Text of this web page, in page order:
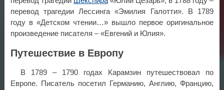
перевод трагедии Лессинга «Эмилия Галотти». В 1789
году в «Детском чтении…» вышло первое оригинальное
произведение писателя – «Евгений и Юлия».
Путешествие в Европу
В 1789 – 1790 годах Карамзин путешествовал по
Европе. Писатель посетил Германию, Англию, Францию,